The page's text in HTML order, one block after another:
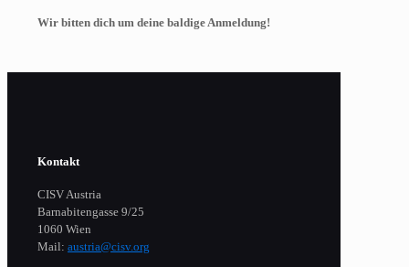
Wir bitten dich um deine baldige Anmeldung!
Kontakt
CISV Austria
Barnabitengasse 9/25
1060 Wien
Mail: austria@cisv.org